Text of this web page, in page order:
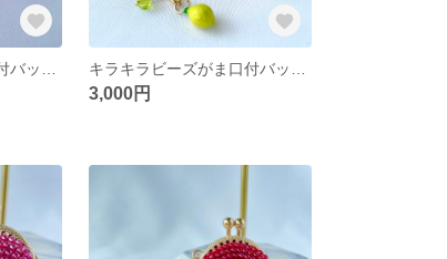
3,000円